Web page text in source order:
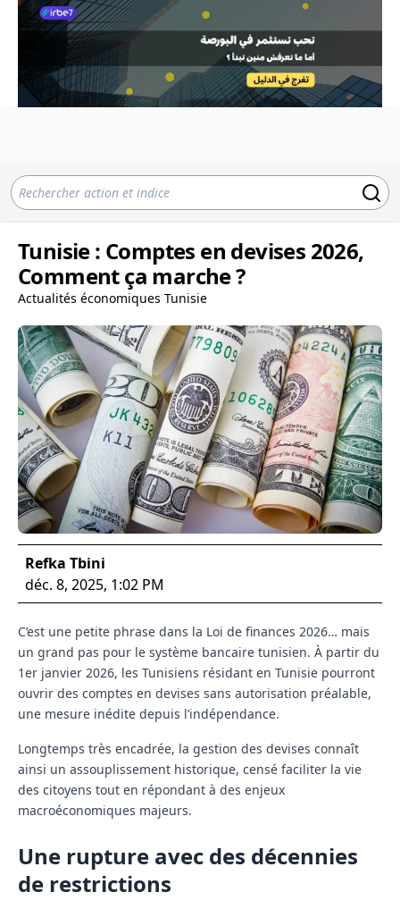
Tunisie : Comptes en devises 2026,
Comment ça marche ?
Actualités économiques Tunisie
Refka Tbini
déc. 8, 2025, 1:02 PM
C’est une petite phrase dans la Loi de finances 2026… mais
un grand pas pour le système bancaire tunisien. À partir du
1er janvier 2026, les Tunisiens résidant en Tunisie pourront
ouvrir des comptes en devises sans autorisation préalable,
une mesure inédite depuis l’indépendance.
Longtemps très encadrée, la gestion des devises connaît
ainsi un assouplissement historique, censé faciliter la vie
des citoyens tout en répondant à des enjeux
macroéconomiques majeurs.
Une rupture avec des décennies
de restrictions